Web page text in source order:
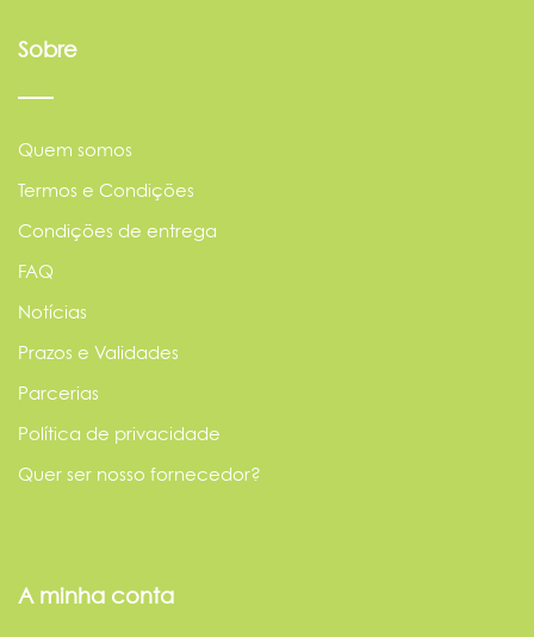
Sobre
Quem somos
Termos e Condições
Condições de entrega
FAQ
Notícias
Prazos e Validades
Parcerias
Política de privacidade
Quer ser nosso fornecedor?
A minha conta